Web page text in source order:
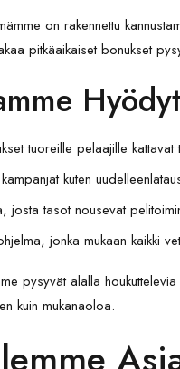
on rakennettu
pitkäaikaiset bonukset
Hyödyt
tuoreille pelaajille
kuten
josta tasot nousevat
jonka mukaan kaikki
pysyvät alalla
kuin mukanaoloa.